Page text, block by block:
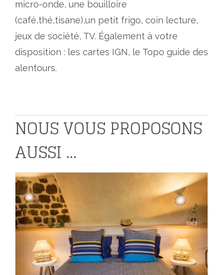
micro-onde, une bouilloire
(café,thé,tisane),un petit frigo, coin lecture,
jeux de société, TV. Également à votre
disposition : les cartes IGN, le Topo guide des
alentours.
NOUS VOUS PROPOSONS
AUSSI ...